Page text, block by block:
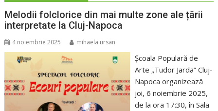
Melodii folclorice din mai multe zone ale țării
interpretate la Cluj-Napoca
4 noiembrie 2025 mihaela.ursan
Școala Populară de
Arte „Tudor Jarda” Cluj-
Napoca organizează
joi, 6 noiembrie 2025,
de la ora 17:30, în Sala